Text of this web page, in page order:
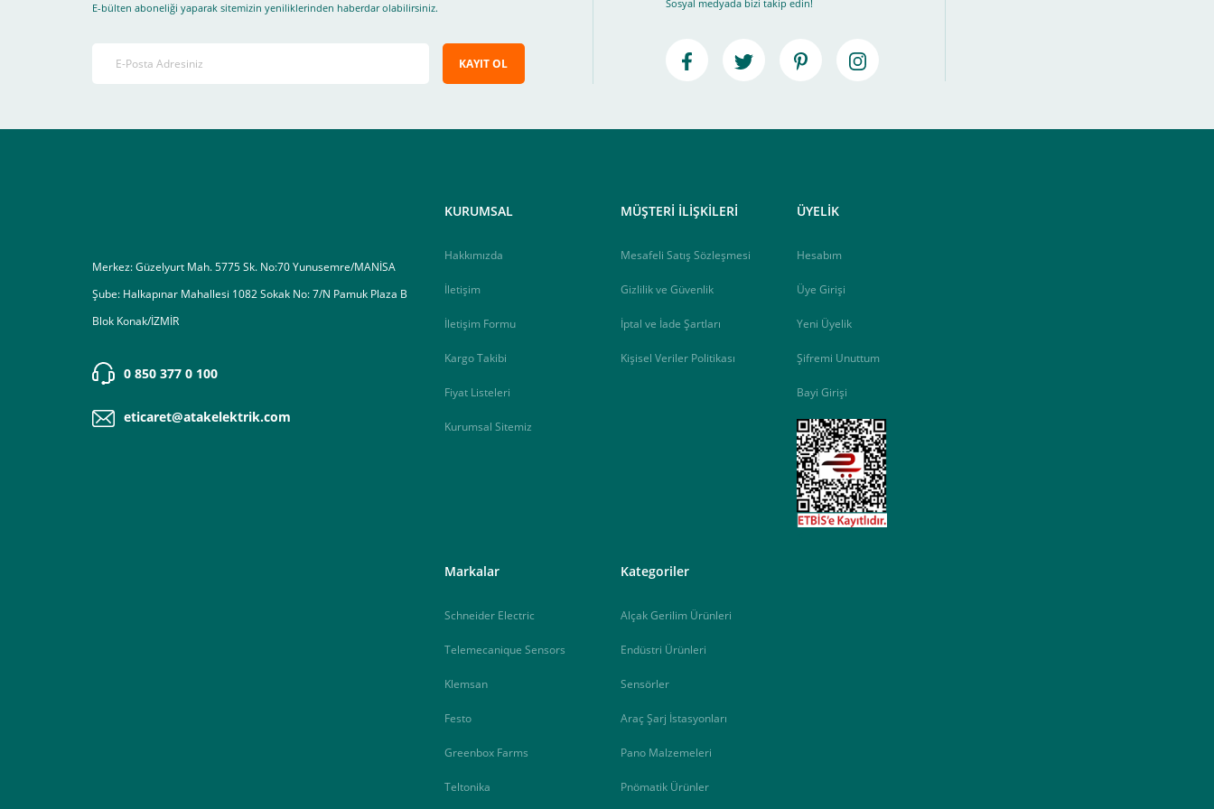
4-Son olarak siparişi vermiş olduğunuz e-posta adresinize ileteceğimiz link üzerinden tıklayarak 3D Secure güvenli ödeme ile ödemenizi tamamlayabilirsiniz ,
E-bülten aboneliği yaparak sitemizin yeniliklerinden haberdar olabilirsiniz.
KAYIT OL
Sosyal medyada bizi takip edin!
Merkez: Güzelyurt Mah. 5775 Sk. No:70 Yunusemre/MANİSA
Şube: Halkapınar Mahallesi 1082 Sokak No: 7/N Pamuk Plaza B
Blok Konak/İZMİR
0 850 377 0 100
eticaret@atakelektrik.com
KURUMSAL
Hakkımızda
İletişim
İletişim Formu
Kargo Takibi
Fiyat Listeleri
Kurumsal Sitemiz
MÜŞTERİ İLİŞKİLERİ
Mesafeli Satış Sözleşmesi
Gizlilik ve Güvenlik
İptal ve İade Şartları
Kişisel Veriler Politikası
ÜYELİK
Hesabım
Üye Girişi
Yeni Üyelik
Şifremi Unuttum
Bayi Girişi
Markalar
Schneider Electric
Telemecanique Sensors
Klemsan
Festo
Greenbox Farms
Teltonika
Kategoriler
Alçak Gerilim Ürünleri
Endüstri Ürünleri
Sensörler
Araç Şarj İstasyonları
Pano Malzemeleri
Pnömatik Ürünler